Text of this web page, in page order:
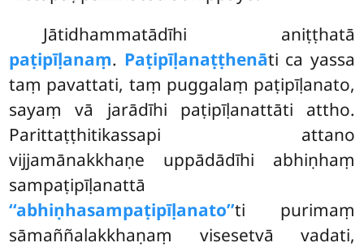
Jātidhammatādīhi aniṭṭhatā
paṭipīḷanaṃ. Paṭipīḷanaṭṭhenāti ca yassa
taṃ pavattati, taṃ puggalaṃ paṭipīḷanato,
sayaṃ vā jarādīhi paṭipīḷanattāti attho.
Parittaṭṭhitikassapi attano
vijjamānakkhaṇe uppādādīhi abhiṇhaṃ
sampaṭipīḷanattā
‘‘abhiṇhasampaṭipīḷanato’’ti purimaṃ
sāmaññalakkhaṇaṃ visesetvā vadati,